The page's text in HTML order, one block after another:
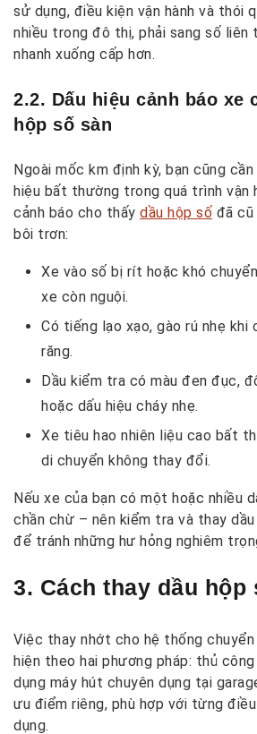
sử dụng, điều kiện vận hành và thói
nhiều trong đô thị, phải sang số liên
nhanh xuống cấp hơn.
2.2. Dấu hiệu cảnh báo xe
hộp số sàn
Ngoài mốc km định kỳ, bạn cũng
hiệu bất thường trong quá trình vận
cảnh báo cho thấy dầu hộp số đã
bôi trơn:
Xe vào số bị rít hoặc khó
xe còn nguội.
Có tiếng lạo xạo, gào rú nhẹ khi
răng.
Dầu kiểm tra có màu đen đục,
hoặc dấu hiệu cháy nhẹ.
Xe tiêu hao nhiên liệu cao bất
di chuyển không thay đổi.
Nếu xe của bạn có một hoặc nhiều
chần chừ – nên kiểm tra và thay
để tránh những hư hỏng nghiêm
3. Cách thay dầu hộp
Việc thay nhớt cho hệ thống
hiện theo hai phương pháp: thủ
dụng máy hút chuyên dụng tại
ưu điểm riêng, phù hợp với từng
dụng.